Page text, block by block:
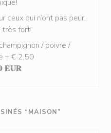
ceux qui n’ont pas peur,
très fort!
/ poivre /
+ € 2,50
EUR
“MAISON”